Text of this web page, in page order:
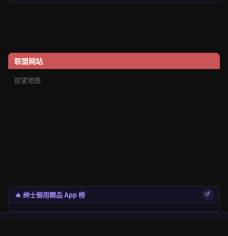
联盟网站
欲望地图
🔥 绅士御用精品 App 榜